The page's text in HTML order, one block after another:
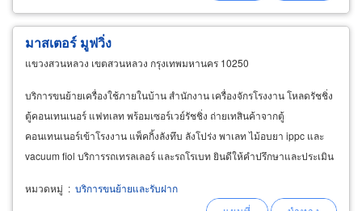
มาสเตอร์ มูฟวิ่ง
แขวงสวนหลวง เขตสวนหลวง กรุงเทพมหานคร 10250
บริการขนย้ายเครื่องใช้ภายในบ้าน สำนักงาน เครื่องจักรโรงงาน โหลดรัชชิ่ง
ตู้คอนเทนเนอร์ แฟทเลท พร้อมเซอร์เวย์รัชชิ่ง ถ่ายเทสินค้าจากตู้
คอนเทนเนอร์เข้าโรงงาน แพ็คกิ้งลังทึบ ลังโปร่ง พาเลท ไม้อบยา ippc และ
vacuum fiol บริการรถเทรลเลอร์ และรถโรเบท ยินดีให้คำปรึกษาและประเมิน
หมวดหมู่ : บริการขนย้ายและรับฝาก